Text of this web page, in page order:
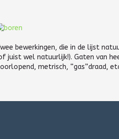
bewerkingen, die in de lijst
juist wel natuurlijk!). Gaten van
metrisch, “gas”draad,